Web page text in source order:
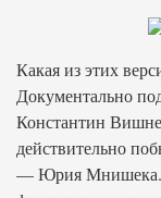
Какая из этих
Документально
Константин
действительно
— Юрия Мнишека.